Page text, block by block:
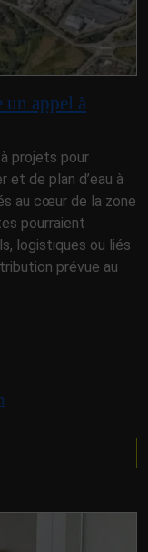
un appel à
projets pour
de plan d’eau à
au cœur de la zone
pourraient
logistiques ou liés
prévue au